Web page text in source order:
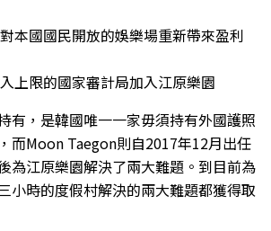
本國國民開放的娛樂場重新帶來盈利
上限的國家審計局加入江原樂園
有，是韓國唯一一家毋須持有外國護照
而Moon Taegon則自2017年12月出任
為江原樂園解決了兩大難題。到目前為
小時的度假村解決的兩大難題都獲得取